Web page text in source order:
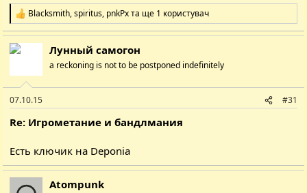
Р
е
а
к
Blacksmith,spiritus, pnkPxта ще 1 користувач
Лунный самогон
a reckoning is not to be postponed indefinitely
07.10.15 #31
Re: Игрометание и бандлмания
Есть ключик на Deponia
Atompunk